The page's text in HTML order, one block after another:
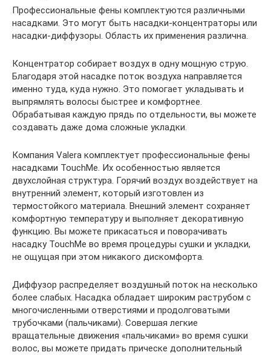
Профессиональные фены комплектуются различными
насадками. Это могут быть насадки-концентраторы или
насадки-диффузоры. Область их применения различна.
Концентратор собирает воздух в одну мощную струю.
Благодаря этой насадке поток воздуха направляется
именно туда, куда нужно. Это помогает укладывать и
выпрямлять волосы быстрее и комфортнее.
Обрабатывая каждую прядь по отдельности, вы можете
создавать даже дома сложные укладки.
Компания Valera комплектует профессиональные фены
насадками TouchMe. Их особенностью является
двухслойная структура. Горячий воздух воздействует на
внутренний элемент, который изготовлен из
термостойкого материала. Внешний элемент сохраняет
комфортную температуру и выполняет декоративную
функцию. Вы можете прикасаться и поворачивать
насадку TouchMe во время процедуры сушки и укладки,
не ощущая при этом никакого дискомфорта.
Диффузор распределяет воздушный поток на несколько
более слабых. Насадка обладает широким раструбом с
многочисленными отверстиями и продолговатыми
трубочками (пальчиками). Совершая легкие
вращательные движения «пальчиками» во время сушки
волос, вы можете придать прическе дополнительный